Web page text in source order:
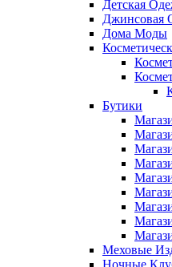
Детская
Джинсовая
Дома Моды
Бутики
Меховые
Ночные